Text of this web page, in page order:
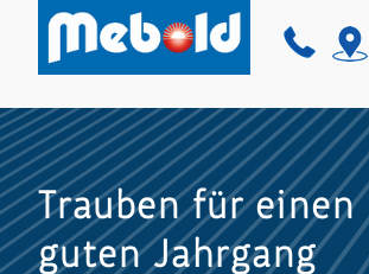
Trauben für einen
guten Jahrgang